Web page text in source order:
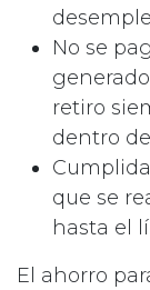
No se
retiro
dentro
que se
hasta el
El ahorro